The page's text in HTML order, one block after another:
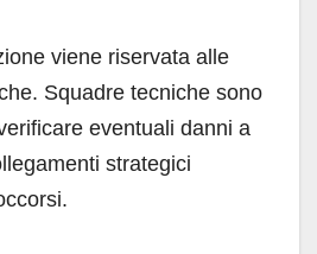
viene riservata alle
Squadre tecniche sono
eventuali danni a
strategici